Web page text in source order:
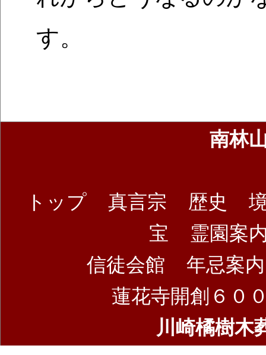
す。
南林
トップ 真言宗 歴史
宝
霊園案
信徒会館
年忌案内
蓮花寺開創６０
川崎橘樹木